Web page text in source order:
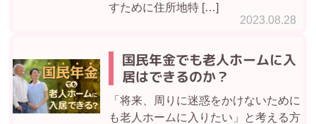
2023.08.28
すために住所地特 […]
国民年金でも老人ホームに入
居はできるのか？
「将来、周りに迷惑をかけないために
も老人ホームに入りたい」と考える方